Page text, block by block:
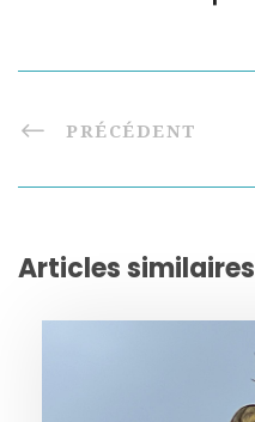
PRÉCÉDENT
Articles similaires